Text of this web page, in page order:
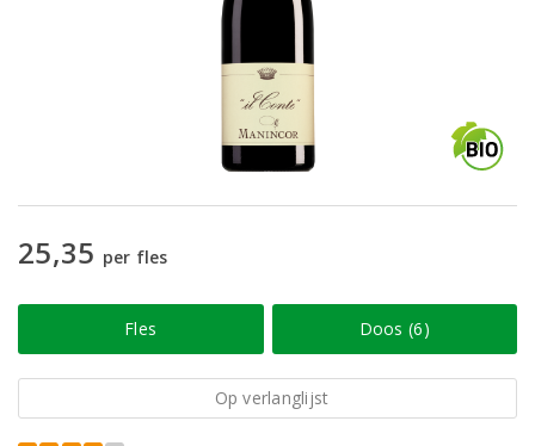
25,35 per fles
Fles Doos (6)
Op verlanglijst